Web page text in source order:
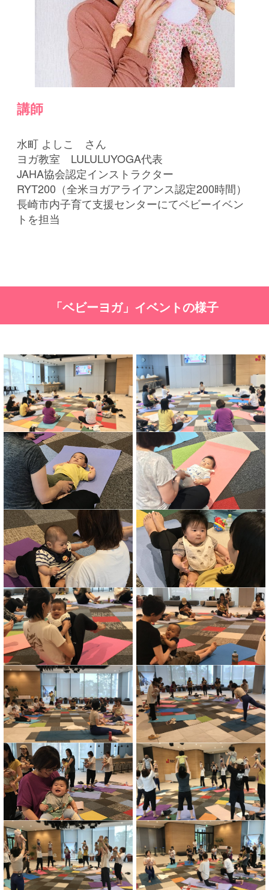
講師
水町 よしこ さん
ヨガ教室 LULULUYOGA代表
JAHA協会認定インストラクター
RYT200（全米ヨガアライアンス認定200時間）
長崎市内子育て支援センターにてベビーイベン
トを担当
「ベビーヨガ」イベントの様子